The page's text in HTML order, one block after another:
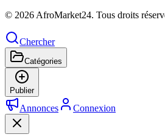
© 2026 AfroMarket24. Tous droits
Chercher
Catégories
Publier
Annonces Connexion